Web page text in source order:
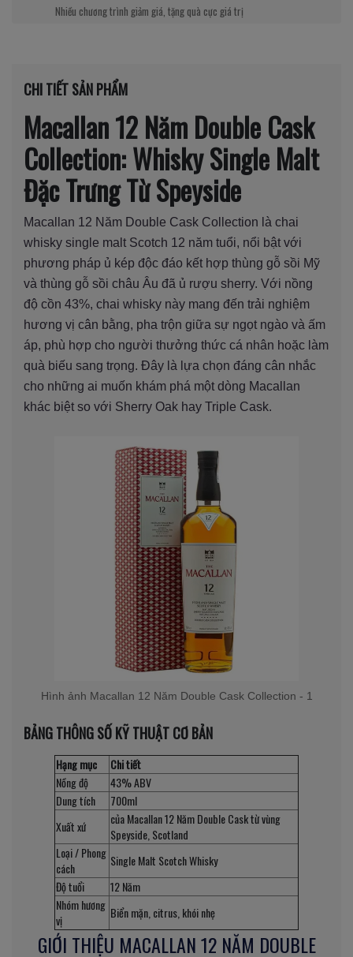
Nhiều chương trình giảm giá, tặng quà cực giá trị
CHI TIẾT SẢN PHẨM
Macallan 12 Năm Double Cask
Collection: Whisky Single Malt
Đặc Trưng Từ Speyside
Macallan 12 Năm Double Cask Collection là chai
whisky single malt Scotch 12 năm tuổi, nổi bật với
phương pháp ủ kép độc đáo kết hợp thùng gỗ sồi Mỹ
và thùng gỗ sồi châu Âu đã ủ rượu sherry. Với nồng
độ cồn 43%, chai whisky này mang đến trải nghiệm
hương vị cân bằng, pha trộn giữa sự ngọt ngào và ấm
áp, phù hợp cho người thưởng thức cá nhân hoặc làm
quà biếu sang trọng. Đây là lựa chọn đáng cân nhắc
cho những ai muốn khám phá một dòng Macallan
khác biệt so với Sherry Oak hay Triple Cask.
Hình ảnh Macallan 12 Năm Double Cask Collection - 1
BẢNG THÔNG SỐ KỸ THUẬT CƠ BẢN
Hạng mục
Chi tiết
Nồng độ
43% ABV
Dung tích
700ml
Xuất xứ
của Macallan 12 Năm Double Cask từ vùng
Speyside, Scotland
Loại / Phong
cách
Single Malt Scotch Whisky
Độ tuổi
12 Năm
Nhóm hương
vị
Biển mặn, citrus, khói nhẹ
GIỚI THIỆU MACALLAN 12 NĂM DOUBLE